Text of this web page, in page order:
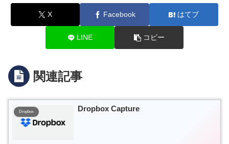
X Facebook はてブ
LINE コピー
関連記事
Dropbox Dropbox Capture